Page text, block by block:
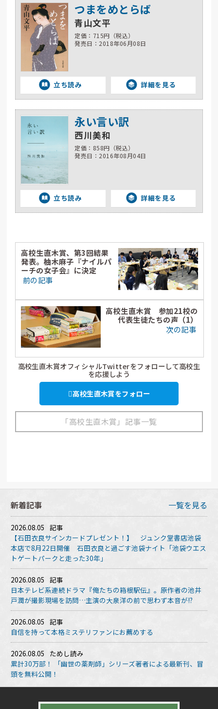
つまをめとらば
青山文平
定価：715円（税込）
発売日：2018年06月08日
立ち読み 詳細を見る
永い言い訳
西川美和
定価：858円（税込）
発売日：2016年08月04日
立ち読み 詳細を見る
高校生直木賞、第3回結果
発表。柚木麻子『ナイルパ
ーチの女子会』に決定
前の記事
高校生直木賞 参加21校の
代表生徒たちの声（1）
次の記事
高校生直木賞オフィシャルTwitterをフォローして高校生
を応援しよう
高校生直木賞をフォロー
「高校生直木賞」記事一覧
新着記事 一覧を見る
2026.08.05
記事
【石田衣良サインカードプレゼント！】 ジュンク堂書店池袋
本店で8月22日開催 石田衣良と過ごす池袋ナイト「池袋ウエス
トゲートパークと走った30年」
2026.08.05
記事
日本テレビ系連続ドラマ『俺たちの箱根駅伝』。原作者の池井
戸潤が撮影現場を訪問…主演の大泉洋の前で思わず本音が!?
2026.08.05
記事
自信を持って本格ミステリファンにお薦めする
2026.08.05
ためし読み
累計30万部！ 「幽世の薬剤師」シリーズ著者による最新刊、冒
頭を無料公開！